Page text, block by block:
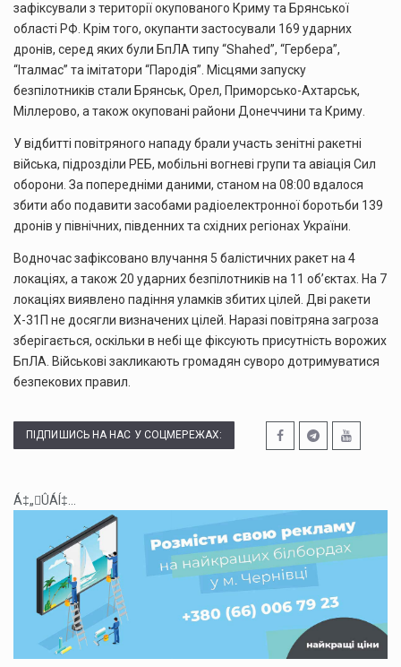
зафіксували з території окупованого Криму та Брянської
області РФ. Крім того, окупанти застосували 169 ударних
дронів, серед яких були БпЛА типу “Shahed”, “Гербера”,
“Італмас” та імітатори “Пародія”. Місцями запуску
безпілотників стали Брянськ, Орел, Приморсько-Ахтарськ,
Міллерово, а також окуповані райони Донеччини та Криму.
У відбитті повітряного нападу брали участь зенітні ракетні
війська, підрозділи РЕБ, мобільні вогневі групи та авіація Сил
оборони. За попередніми даними, станом на 08:00 вдалося
збити або подавити засобами радіоелектронної боротьби 139
дронів у північних, південних та східних регіонах України.
Водночас зафіксовано влучання 5 балістичних ракет на 4
локаціях, а також 20 ударних безпілотників на 11 об’єктах. На 7
локаціях виявлено падіння уламків збитих цілей. Дві ракети
Х-31П не досягли визначених цілей. Наразі повітряна загроза
зберігається, оскільки в небі ще фіксують присутність ворожих
БпЛА. Військові закликають громадян суворо дотримуватися
безпекових правил.
ПІДПИШИСЬ НА НАС У СОЦМЕРЕЖАХ:
Á‡„ÛÁÍ‡...